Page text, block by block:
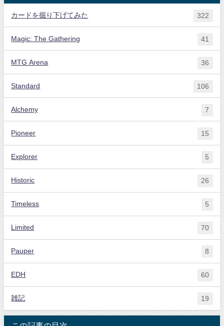
カードを掘り下げてみた 322
Magic: The Gathering 41
MTG Arena 36
Standard 106
Alchemy 7
Pioneer 15
Explorer 5
Historic 26
Timeless 5
Limited 70
Pauper 8
EDH 60
雑記 19